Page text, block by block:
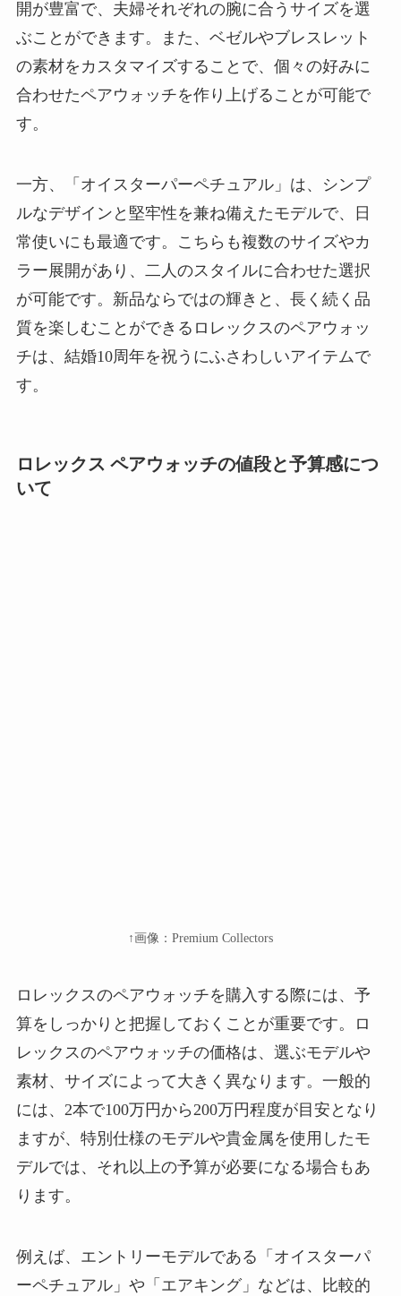
開が豊富で、夫婦それぞれの腕に合うサイズを選
ぶことができます。また、ベゼルやブレスレット
の素材をカスタマイズすることで、個々の好みに
合わせたペアウォッチを作り上げることが可能で
す。
一方、「オイスターパーペチュアル」は、シンプ
ルなデザインと堅牢性を兼ね備えたモデルで、日
常使いにも最適です。こちらも複数のサイズやカ
ラー展開があり、二人のスタイルに合わせた選択
が可能です。新品ならではの輝きと、長く続く品
質を楽しむことができるロレックスのペアウォッ
チは、結婚10周年を祝うにふさわしいアイテムで
す。
ロレックス ペアウォッチの値段と予算感につ
いて
↑画像：Premium Collectors
ロレックスのペアウォッチを購入する際には、予
算をしっかりと把握しておくことが重要です。ロ
レックスのペアウォッチの価格は、選ぶモデルや
素材、サイズによって大きく異なります。一般的
には、2本で100万円から200万円程度が目安となり
ますが、特別仕様のモデルや貴金属を使用したモ
デルでは、それ以上の予算が必要になる場合もあ
ります。
例えば、エントリーモデルである「オイスターパ
ーペチュアル」や「エアキング」などは、比較的